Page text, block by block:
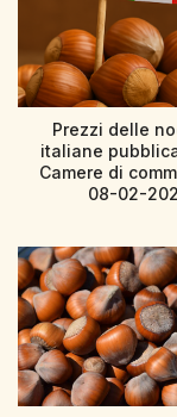
Prezzi delle
italiane
Camere di
08-02-